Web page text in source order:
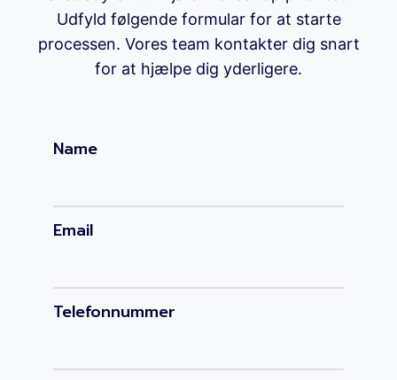
Udfyld følgende formular for at starte
processen. Vores team kontakter dig snart
for at hjælpe dig yderligere.
Name
Email
Telefonnummer